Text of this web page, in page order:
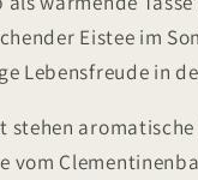
Eistee im
Lebensfreude in
stehen
vom